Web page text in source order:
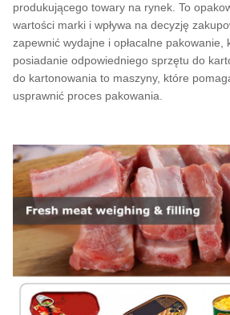
produkującego towary na rynek. To
wartości marki i wpływa na decyzję
zapewnić wydajne i opłacalne pakowanie,
posiadanie odpowiedniego sprzętu do
do kartonowania to maszyny, które
usprawnić proces pakowania.